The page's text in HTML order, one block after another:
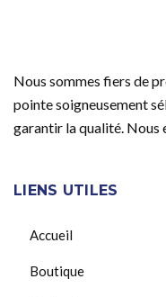
Nous sommes fiers de
pointe soigneusement
garantir la qualité. Nous
LIENS UTILES
Accueil
Boutique